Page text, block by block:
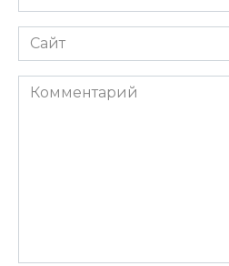
*
Сайт
Комментарий